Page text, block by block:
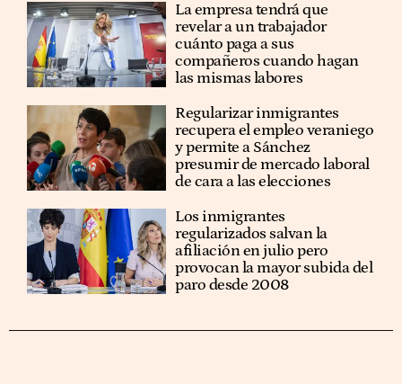
La empresa tendrá que
revelar a un trabajador
cuánto paga a sus
compañeros cuando hagan
las mismas labores
Regularizar inmigrantes
recupera el empleo veraniego
y permite a Sánchez
presumir de mercado laboral
de cara a las elecciones
Los inmigrantes
regularizados salvan la
afiliación en julio pero
provocan la mayor subida del
paro desde 2008